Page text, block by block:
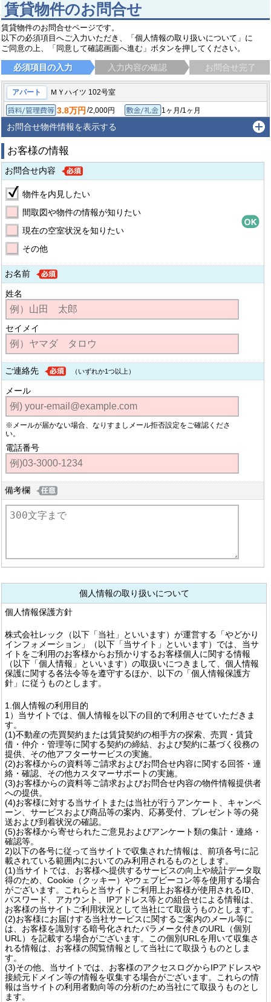
賃貸物件のお問合せ
賃貸物件のお問合せページです。
以下の必須項目へご入力いただき、「個人情報の取り扱いについて」に
ご同意の上、「同意して確認画面へ進む」ボタンを押してください。
必須項目の入力 入力内容の確認 お問合せ完了
アパート ＭＹハイツ 102号室
賃料/管理費等
3.8万円 /2,000円 敷金/礼金
1ヶ月/1ヶ月
保証金/敷引/償却金
-/1ヶ月/-
築年月
1990年3月
稲城市大丸南武線 稲城長沼駅
お問合せ物件情報を表示する
お客様の情報
お問合せ内容
物件を内見したい
間取図や物件の情報が知りたい
現在の空室状況を知りたい
その他
お名前
姓名
セイメイ
ご連絡先 （いずれか1つ以上）
メール
※メールが届かない場合、なりすましメール拒否設定をご確認くださ
い。
電話番号
備考欄
個人情報の取り扱いについて
個人情報保護方針
株式会社レック（以下「当社」といいます）が運営する「やどかり
インフォメーション」（以下「当サイト」といいます）では、当サ
イトをご利用のお客様からお預かりするお客様個人に関する情報
（以下「個人情報」といいます）の取扱いにつきまして、個人情報
保護に関する各法令等を遵守するほか、以下の「個人情報保護方
針」に従うものとします。
1.個人情報の利用目的
1）当サイトでは、個人情報を以下の目的で利用させていただきま
す。
(1)不動産の売買契約または賃貸契約の相手方の探索、売買・賃貸
借・仲介・管理等に関する契約の締結、および契約に基づく役務の
提供、その他アフターサービスの実施。
(2)お客様からの資料等ご請求およびお問合せ内容に関する回答・連
絡・確認、その他カスタマーサポートの実施。
(3)お客様からの資料等ご請求およびお問合せ内容の物件情報提供者
への提供。
(4)お客様に対する当サイトまたは当社が行うアンケート、キャンペ
ーン、サービスおよび商品等の案内、応募受付、プレゼント等の発
送および到着状況の確認。
(5)お客様から寄せられたご意見およびアンケート類の集計・連絡・
確認等。
2)以下の各号に従って当サイトで収集された情報は、前項各号に記
載されている範囲内においてのみ利用されるものとします。
(1)当サイトでは、お客様へ提供するサービスの向上や統計データ取
得のため、Cookie（クッキー）やウェブビーコン等を使用する場合
がございます。これらと当サイトご利用上お客様が使用されるID、
パスワード、アカウント、IPアドレス等との組合せによる情報は、
お客様の当サイトご利用状況として当社にて取扱うものとします。
(2)お客様にお届けする当社サービスに関するご案内のメール等に
は、お客様を識別する暗号化されたパラメータ付きのURL（個別
URL）を記載する場合がございます。この個別URLを用いて収集さ
れる情報は、お客様の閲覧情報として当社にて取扱うものとしま
す。
(3)その他、当サイトでは、お客様のアクセスログからIPアドレスや
接続元ドメイン等の情報を収集する場合がございます。これらの情
報は当サイトの利用者動向等の分析のため当社にて取扱うものとし
ます。